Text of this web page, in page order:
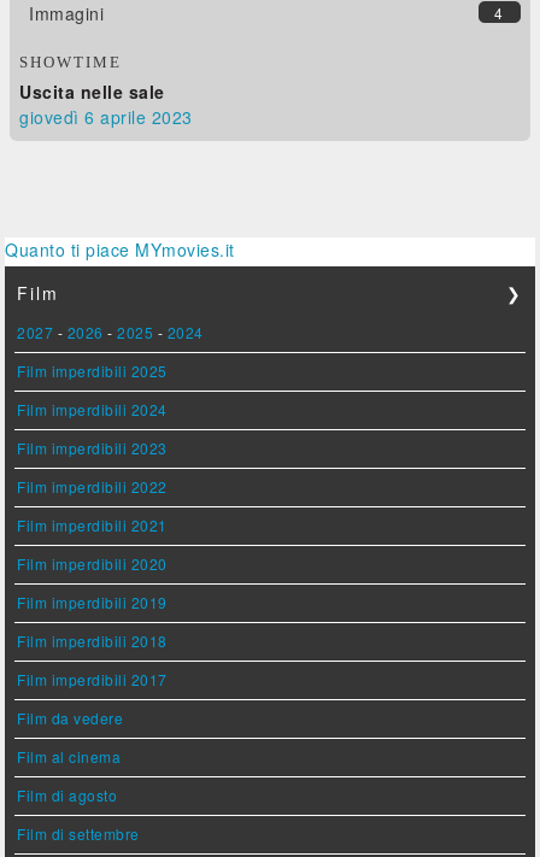
4
Immagini
SHOWTIME
Uscita nelle sale
giovedì 6 aprile 2023
Quanto ti piace MYmovies.it
Film
❯
2027 - 2026 -2025 - 2024
Film imperdibili 2025
Film imperdibili 2024
Film imperdibili 2023
Film imperdibili 2022
Film imperdibili 2021
Film imperdibili 2020
Film imperdibili 2019
Film imperdibili 2018
Film imperdibili 2017
Film da vedere
Film al cinema
Film di agosto
Film di settembre